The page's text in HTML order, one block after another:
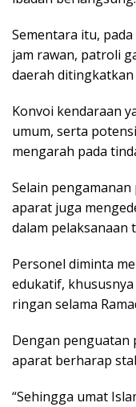
Sementara itu,
jam rawan, patroli
daerah
Konvoi kendaraan
umum, serta
mengarah pada
Selain
aparat juga
dalam pelaksanaan
Personel diminta
edukatif,
ringan selama
Dengan penguatan
aparat berharap
“Sehingga umat